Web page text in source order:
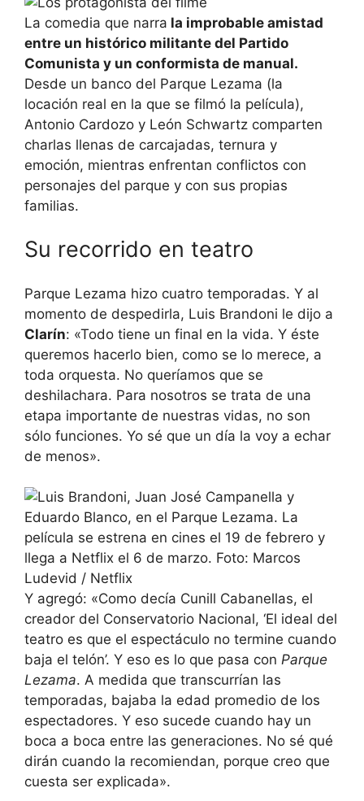
La comedia que narra la improbable amistad
entre un histórico militante del Partido
Comunista y un conformista de manual.
Desde un banco del Parque Lezama (la
locación real en la que se filmó la película),
Antonio Cardozo y León Schwartz comparten
charlas llenas de carcajadas, ternura y
emoción, mientras enfrentan conflictos con
personajes del parque y con sus propias
familias.
Su recorrido en teatro
Parque Lezama hizo cuatro temporadas. Y al
momento de despedirla, Luis Brandoni le dijo a
Clarín: «Todo tiene un final en la vida. Y éste
queremos hacerlo bien, como se lo merece, a
toda orquesta. No queríamos que se
deshilachara. Para nosotros se trata de una
etapa importante de nuestras vidas, no son
sólo funciones. Yo sé que un día la voy a echar
de menos».
Y agregó: «Como decía Cunill Cabanellas, el
creador del Conservatorio Nacional, ‘El ideal del
teatro es que el espectáculo no termine cuando
baja el telón’. Y eso es lo que pasa con Parque
Lezama. A medida que transcurrían las
temporadas, bajaba la edad promedio de los
espectadores. Y eso sucede cuando hay un
boca a boca entre las generaciones. No sé qué
dirán cuando la recomiendan, porque creo que
cuesta ser explicada».